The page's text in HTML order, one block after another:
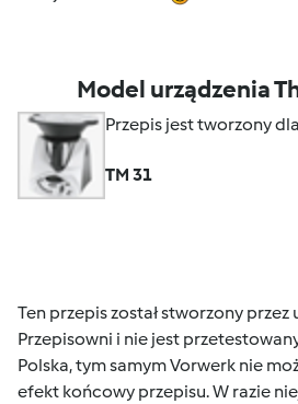
Model urządzenia
Przepis jest tworzony dla
TM 31
Ten przepis został stworzony przez
Przepisowni i nie jest
Polska, tym samym Vorwerk nie
efekt końcowy przepisu. W razie